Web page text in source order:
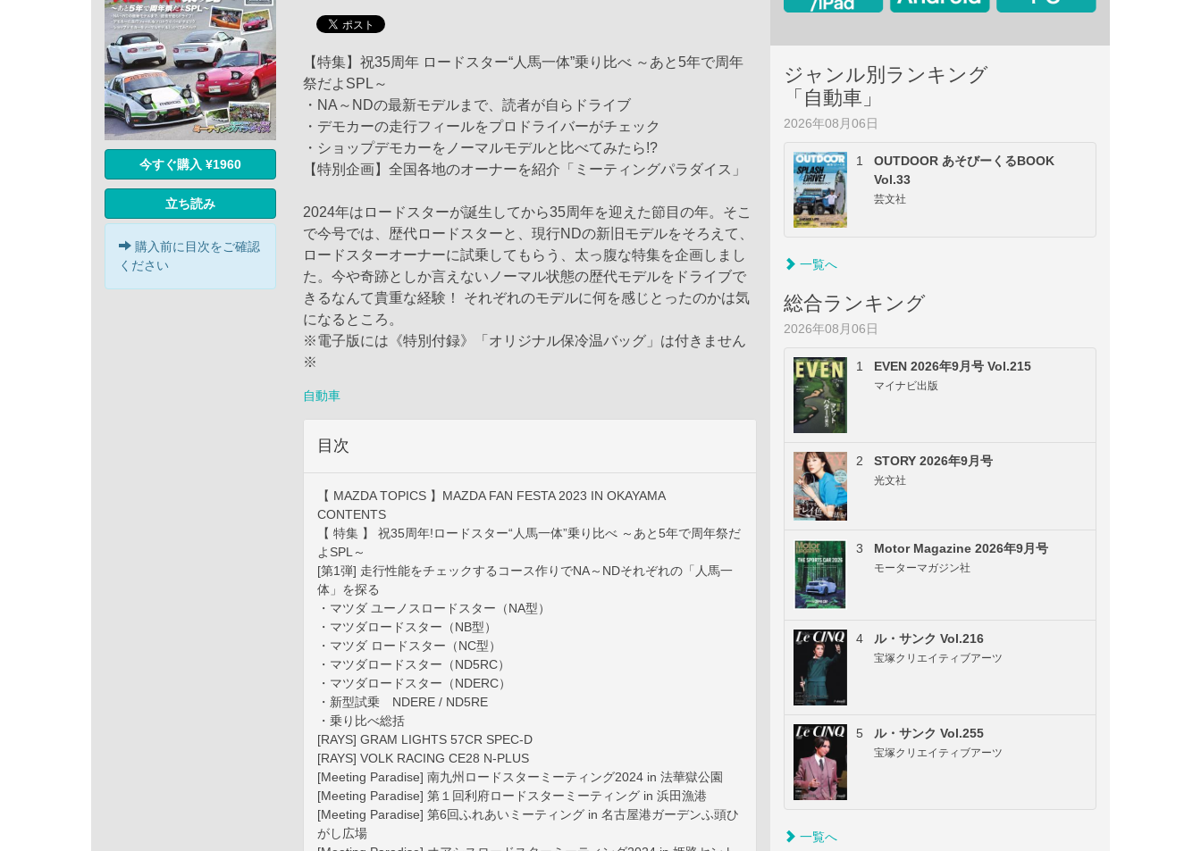
今すぐ購入 ¥1960
立ち読み
購入前に目次をご確認
ください
【特集】祝35周年 ロードスター“人馬一体”乗り比べ ～あと5年で周年
祭だよSPL～
・NA～NDの最新モデルまで、読者が自らドライブ
・デモカーの走行フィールをプロドライバーがチェック
・ショップデモカーをノーマルモデルと比べてみたら!?
【特別企画】全国各地のオーナーを紹介「ミーティングパラダイス」
2024年はロードスターが誕生してから35周年を迎えた節目の年。そこ
で今号では、歴代ロードスターと、現行NDの新旧モデルをそろえて、
ロードスターオーナーに試乗してもらう、太っ腹な特集を企画しまし
た。今や奇跡としか言えないノーマル状態の歴代モデルをドライブで
きるなんて貴重な経験！ それぞれのモデルに何を感じとったのかは気
になるところ。
※電子版には《特別付録》「オリジナル保冷温バッグ」は付きません
※
自動車
目次
【 MAZDA TOPICS 】MAZDA FAN FESTA 2023 IN OKAYAMA
CONTENTS
【 特集 】 祝35周年!ロードスター“人馬一体”乗り比べ ～あと5年で周年祭だ
よSPL～
[第1弾] 走行性能をチェックするコース作りでNA～NDそれぞれの「人馬一
体」を探る
・マツダ ユーノスロードスター（NA型）
・マツダロードスター（NB型）
・マツダ ロードスター（NC型）
・マツダロードスター（ND5RC）
・マツダロードスター（NDERC）
・新型試乗 NDERE / ND5RE
・乗り比べ総括
[RAYS] GRAM LIGHTS 57CR SPEC-D
[RAYS] VOLK RACING CE28 N-PLUS
[Meeting Paradise] 南九州ロードスターミーティング2024 in 法華獄公園
[Meeting Paradise] 第１回利府ロードスターミーティング in 浜田漁港
[Meeting Paradise] 第6回ふれあいミーティング in 名古屋港ガーデンふ頭ひ
がし広場
ジャンル別ランキング
「自動車」
2026年08月06日
1
OUTDOOR あそびーくるBOOK
Vol.33
芸文社
一覧へ
総合ランキング
2026年08月06日
1 EVEN 2026年9月号 Vol.215
マイナビ出版
2 STORY 2026年9月号
光文社
3 Motor Magazine 2026年9月号
モーターマガジン社
4 ル・サンク Vol.216
宝塚クリエイティブアーツ
5 ル・サンク Vol.255
宝塚クリエイティブアーツ
一覧へ